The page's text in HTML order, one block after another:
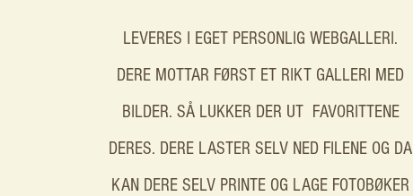
LEVERES I EGET PERSONLIG WEBGALLERI.
DERE MOTTAR FØRST ET RIKT GALLERI MED
BILDER. SÅ LUKKER DER UT FAVORITTENE
DERES. DERE LASTER SELV NED FILENE OG DA
KAN DERE SELV PRINTE OG LAGE FOTOBØKER